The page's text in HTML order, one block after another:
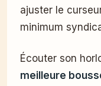
ajuster le
minimum
Écouter son
meilleure